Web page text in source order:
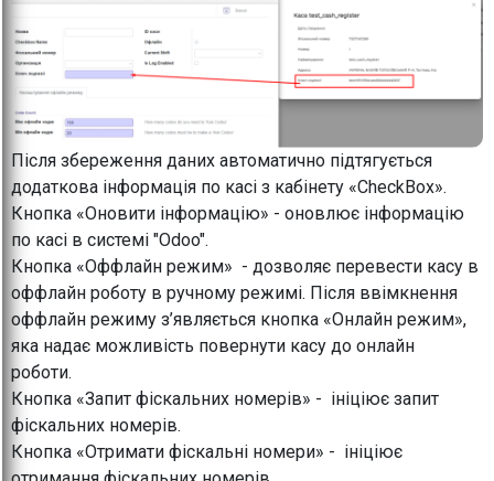
Після збереження даних автоматично підтягується
додаткова інформація по касі з кабінету «CheckBox».
Кнопка «Оновити інформацію» - оновлює інформацію
по касі в системі "Odoo".
Кнопка «Оффлайн режим» - дозволяє перевести касу в
оффлайн роботу в ручному режимі. Після ввімкнення
оффлайн режиму з’являється кнопка «Онлайн режим»,
яка надає можливість повернути касу до онлайн
роботи.
Кнопка «Запит фіскальних номерів» - ініціює запит
фіскальних номерів.
Кнопка «Отримати фіскальні номери» - ініціює